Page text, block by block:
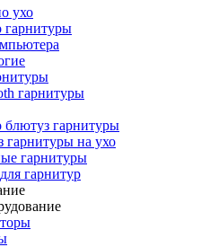
ухо
гарнитуры
гарнитуры
блютуз гарнитуры
гарнитуры на ухо
гарнитуры
гарнитур